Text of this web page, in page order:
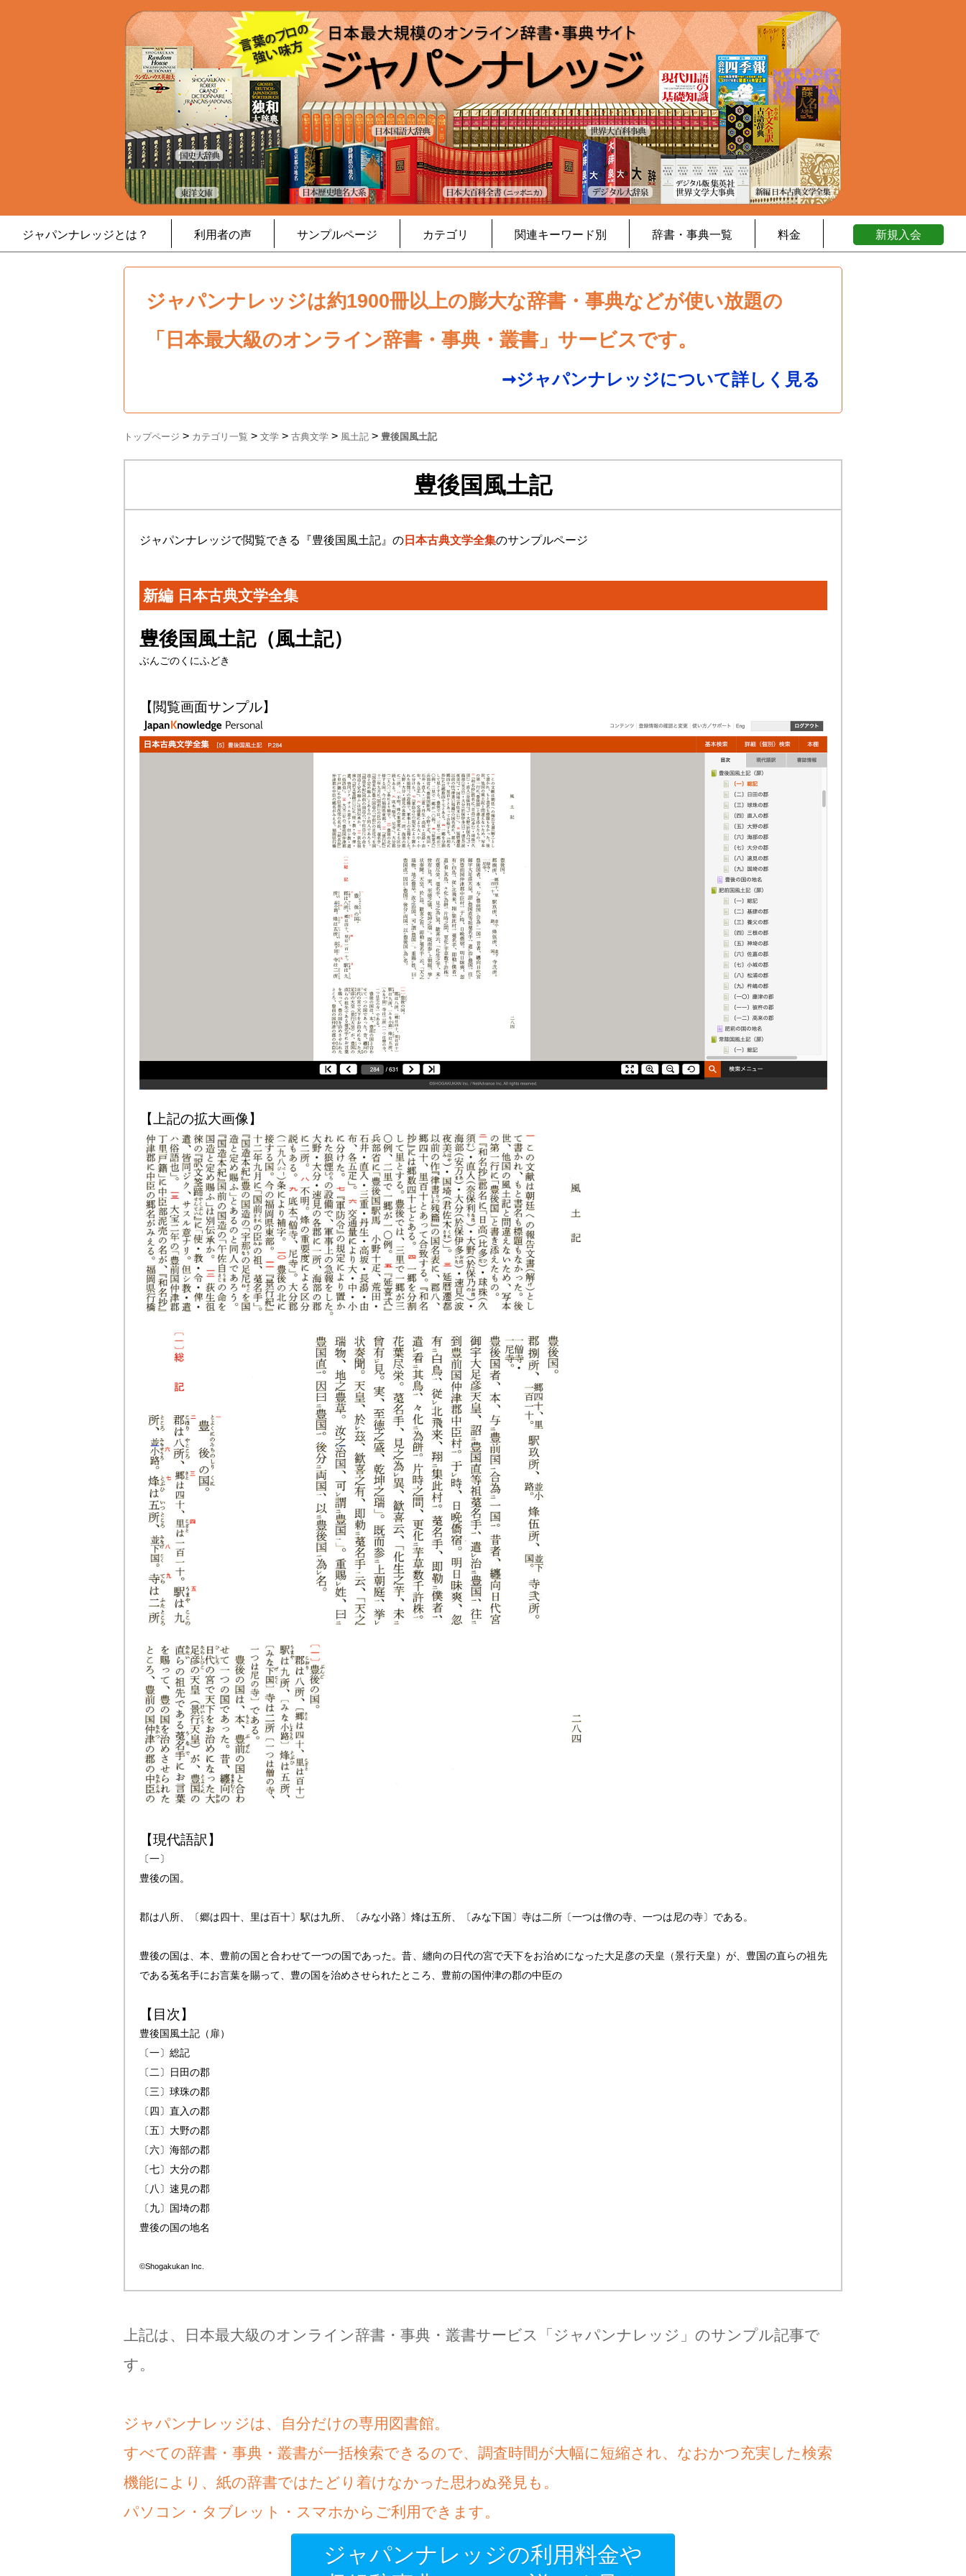
ジャパンナレッジとは？ 利用者の声 サンプルページ カテゴリ 関連キーワード別 辞書・事典一覧 料金 新規入会
ジャパンナレッジは約1900冊以上の膨大な辞書・事典などが使い放題の
「日本最大級のオンライン辞書・事典・叢書」サービスです。
➞ジャパンナレッジについて詳しく見る
トップページ > カテゴリ一覧 > 文学 > 古典文学 > 風土記 > 豊後国風土記
豊後国風土記
ジャパンナレッジで閲覧できる『豊後国風土記』の日本古典文学全集のサンプルページ
新編 日本古典文学全集
豊後国風土記（風土記）
ぶんごのくにふどき
【閲覧画面サンプル】
【上記の拡大画像】
【現代語訳】
〔一〕
豊後の国。
郡は八所、〔郷は四十、里は百十〕駅は九所、〔みな小路〕烽は五所、〔みな下国〕寺は二所〔一つは僧の寺、一つは尼の寺〕である。
豊後の国は、本、豊前の国と合わせて一つの国であった。昔、纏向の日代の宮で天下をお治めになった大足彦の天皇（景行天皇）が、豊国の直らの祖先
である菟名手にお言葉を賜って、豊の国を治めさせられたところ、豊前の国仲津の郡の中臣の
【目次】
豊後国風土記（扉）
〔一〕総記
〔二〕日田の郡
〔三〕球珠の郡
〔四〕直入の郡
〔五〕大野の郡
〔六〕海部の郡
〔七〕大分の郡
〔八〕速見の郡
〔九〕国埼の郡
豊後の国の地名
©Shogakukan Inc.
上記は、日本最大級のオンライン辞書・事典・叢書サービス「ジャパンナレッジ」のサンプル記事で
す。
ジャパンナレッジは、自分だけの専用図書館。
すべての辞書・事典・叢書が一括検索できるので、調査時間が大幅に短縮され、なおかつ充実した検索
機能により、紙の辞書ではたどり着けなかった思わぬ発見も。
パソコン・タブレット・スマホからご利用できます。
ジャパンナレッジの利用料金や